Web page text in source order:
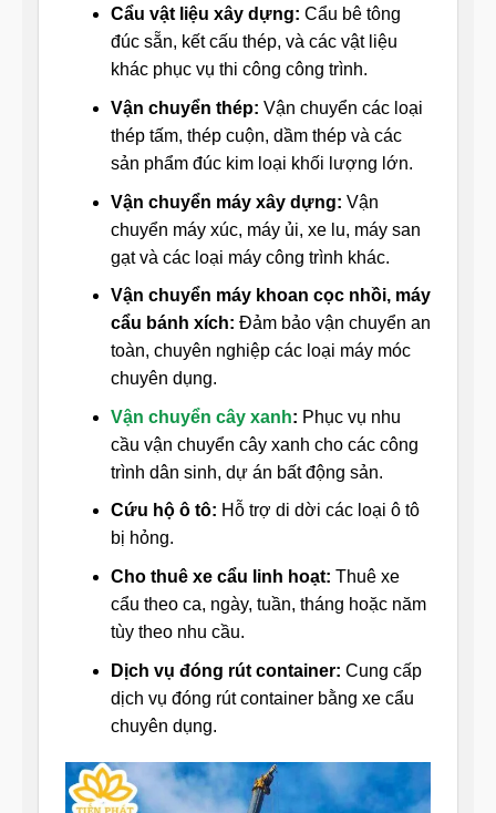
Cẩu vật liệu xây dựng: Cẩu bê tông
đúc sẵn, kết cấu thép, và các vật liệu
khác phục vụ thi công công trình.
Vận chuyển thép: Vận chuyển các loại
thép tấm, thép cuộn, dầm thép và các
sản phẩm đúc kim loại khối lượng lớn.
Vận chuyển máy xây dựng: Vận
chuyển máy xúc, máy ủi, xe lu, máy san
gạt và các loại máy công trình khác.
Vận chuyển máy khoan cọc nhồi, máy
cẩu bánh xích: Đảm bảo vận chuyển an
toàn, chuyên nghiệp các loại máy móc
chuyên dụng.
Vận chuyển cây xanh: Phục vụ nhu
cầu vận chuyển cây xanh cho các công
trình dân sinh, dự án bất động sản.
Cứu hộ ô tô: Hỗ trợ di dời các loại ô tô
bị hỏng.
Cho thuê xe cẩu linh hoạt: Thuê xe
cẩu theo ca, ngày, tuần, tháng hoặc năm
tùy theo nhu cầu.
Dịch vụ đóng rút container: Cung cấp
dịch vụ đóng rút container bằng xe cẩu
chuyên dụng.